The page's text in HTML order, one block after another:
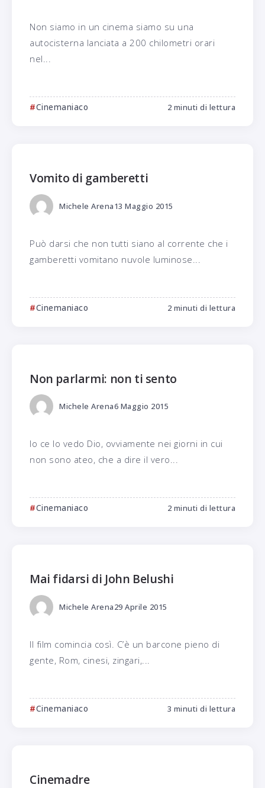
Non siamo in un cinema siamo su una
autocisterna lanciata a 200 chilometri orari
nel...
Cinemaniaco 2 minuti di lettura
Vomito di gamberetti
Michele Arena13 Maggio 2015
Può darsi che non tutti siano al corrente che i
gamberetti vomitano nuvole luminose...
Cinemaniaco 2 minuti di lettura
Non parlarmi: non ti sento
Michele Arena6 Maggio 2015
Io ce lo vedo Dio, ovviamente nei giorni in cui
non sono ateo, che a dire il vero...
Cinemaniaco 2 minuti di lettura
Mai fidarsi di John Belushi
Michele Arena29 Aprile 2015
Il film comincia così. C’è un barcone pieno di
gente, Rom, cinesi, zingari,...
Cinemaniaco 3 minuti di lettura
Cinemadre